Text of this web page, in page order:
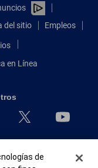
del sitio Empleos
en Línea
para viviendas
de